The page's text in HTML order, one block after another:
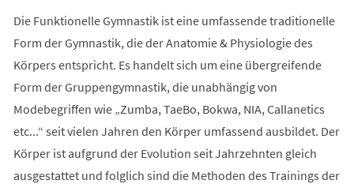
Die Funktionelle Gymnastik ist eine umfassende traditionelle
Form der Gymnastik, die der Anatomie & Physiologie des
Körpers entspricht. Es handelt sich um eine übergreifende
Form der Gruppengymnastik, die unabhängig von
Modebegriffen wie „Zumba, TaeBo, Bokwa, NIA, Callanetics
etc...“ seit vielen Jahren den Körper umfassend ausbildet. Der
Körper ist aufgrund der Evolution seit Jahrzehnten gleich
ausgestattet und folglich sind die Methoden des Trainings der